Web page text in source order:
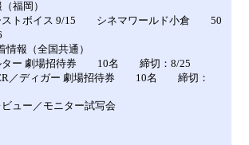
福岡）
ストボイス 9/15 シネマワールド小倉 50
情報（全国共通）
ター 劇場招待券 10名 締切：8/25
／ディガー 劇場招待券 10名 締切：
ュー／モニター試写会